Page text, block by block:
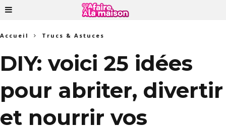
Accueil Trucs & Astuces
DIY: voici 25 idées
pour abriter, divertir
et nourrir vos